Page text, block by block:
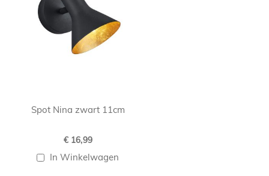
Spot Nina zwart 11cm
€ 16,99
In Winkelwagen